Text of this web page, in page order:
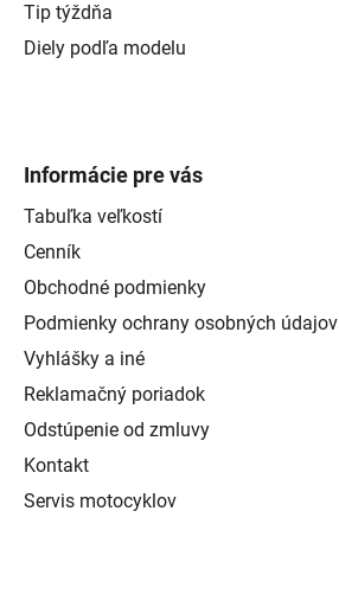
Tip týždňa
Diely podľa modelu
Informácie pre vás
Tabuľka veľkostí
Cenník
Obchodné podmienky
Podmienky ochrany osobných údajov
Vyhlášky a iné
Reklamačný poriadok
Odstúpenie od zmluvy
Kontakt
Servis motocyklov